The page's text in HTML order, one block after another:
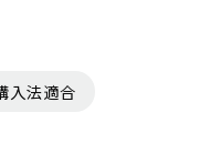
入法適合